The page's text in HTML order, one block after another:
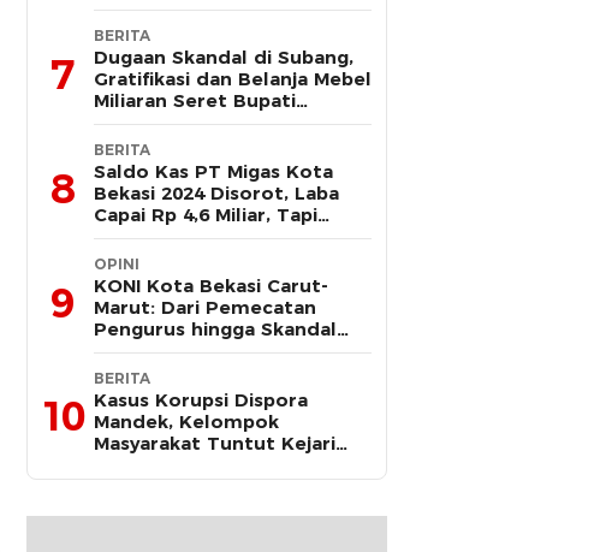
7
BERITA
Dugaan Skandal di Subang,
Gratifikasi dan Belanja Mebel
Miliaran Seret Bupati
Reynaldi
8
BERITA
Saldo Kas PT Migas Kota
Bekasi 2024 Disorot, Laba
Capai Rp 4,6 Miliar, Tapi
Hanya Tersisa Rp 13 Juta
9
OPINI
KONI Kota Bekasi Carut-
Marut: Dari Pemecatan
Pengurus hingga Skandal
Dana Hibah
10
BERITA
Kasus Korupsi Dispora
Mandek, Kelompok
Masyarakat Tuntut Kejari